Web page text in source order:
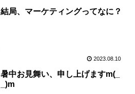
結局、マーケティングってなに？
2023.08.10
暑中お見舞い、申し上げますm(_
_)m